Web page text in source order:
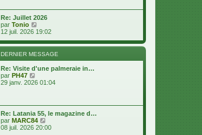
e
r
m
e
s
a
g
r
r
m
s
s
r
n
i
e
r
a
g
Re: Juillet 2026
par Tonio
o
r
l
d
e
r
n
r
m
e
s
12 juil. 2026 19:02
DERNIER MESSAGE
Re: Visite d'une palmeraie in…
par PH47
o
e
d
e
r
29 janv. 2026 01:04
Re: Latania 55, le magazine d…
par MARC84
o
08 juil. 2026 20:00